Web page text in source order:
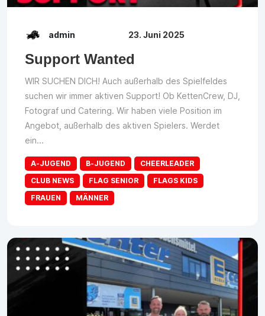
admin 23. Juni 2025
Support Wanted
WIR SUCHEN DICH! Auch außerhalb des Spielfeldes
suchen wir immer aktiven Support! Ob KettenCrew, DJ,
Fotograf und Catering. Wir haben viele Position im
Angebot, außerhalb des aktiven Spielers. Werdet
ein...
A-JUGEND B-JUGEND
CHEERLEADER
CLUB NEWS
FLAG SENIOR
FLAGS KIDS
FRAUEN
MÄNNER